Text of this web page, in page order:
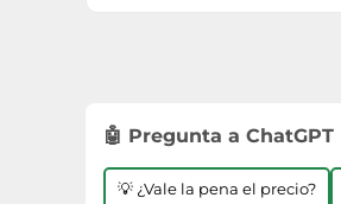
🤖 Pregunta a ChatGPT
💡 ¿Vale la pena el precio?